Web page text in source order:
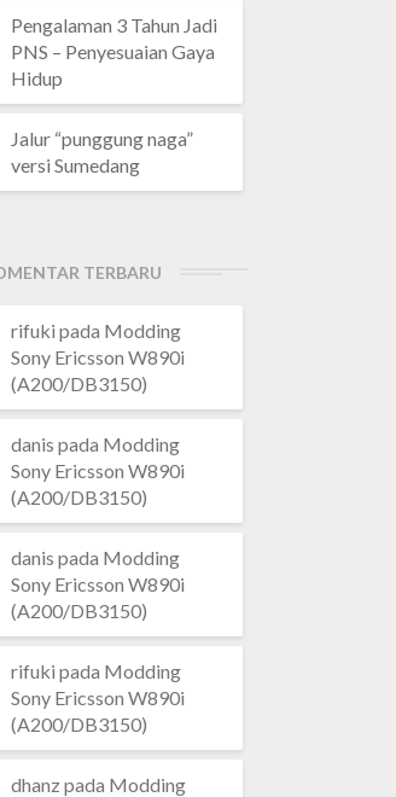
Pengalaman 3 Tahun Jadi
PNS – Penyesuaian Gaya
Hidup
Jalur “punggung naga”
versi Sumedang
TERBARU
rifuki pada Modding
Sony Ericsson W890i
(A200/DB3150)
danis pada Modding
Sony Ericsson W890i
(A200/DB3150)
danis pada Modding
Sony Ericsson W890i
(A200/DB3150)
rifuki pada Modding
Sony Ericsson W890i
(A200/DB3150)
dhanz pada Modding